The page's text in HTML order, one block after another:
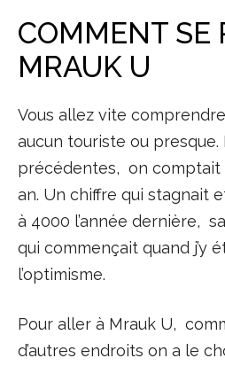
COMMENT SE
MRAUK U
Vous allez vite comprendre
aucun touriste ou presque.
précédentes, on comptait
an. Un chiffre qui stagnait
à 4000 l’année dernière,
qui commençait quand j’y
l’optimisme.
Pour aller à Mrauk U,
d’autres endroits on a le